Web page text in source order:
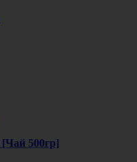
[Чай 500гр]